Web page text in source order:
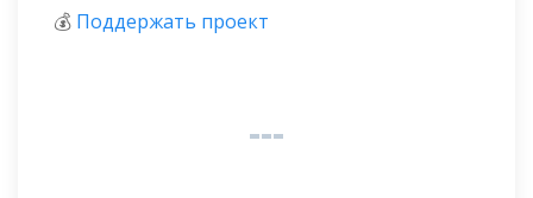
💰 Поддержать проект